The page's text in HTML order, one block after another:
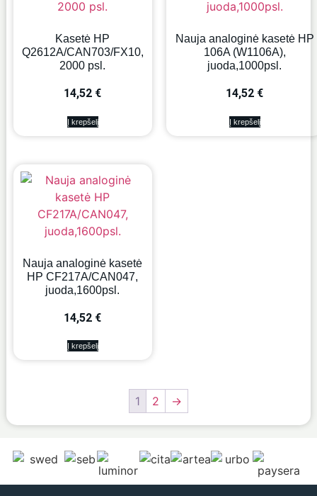
Kasetė HP
Q2612A/CAN703/FX10,
2000 psl.
14,52 €
Į krepšelį
Nauja analoginė kasetė HP
106A (W1106A),
juoda,1000psl.
14,52 €
Į krepšelį
Nauja analoginė kasetė
HP CF217A/CAN047,
juoda,1600psl.
14,52 €
Į krepšelį
1 2 →